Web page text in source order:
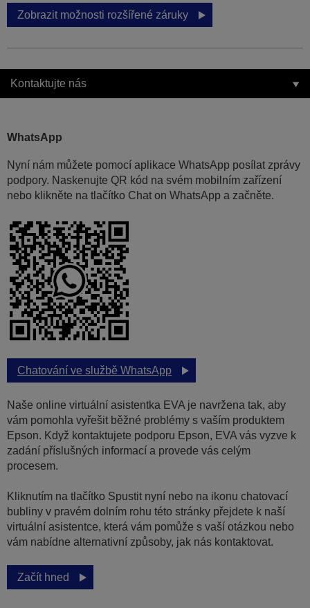
Zobrazit možnosti rozšířené záruky
Kontaktujte nás
WhatsApp
Nyní nám můžete pomocí aplikace WhatsApp posílat zprávy
podpory. Naskenujte QR kód na svém mobilním zařízení
nebo klikněte na tlačítko Chat on WhatsApp a začněte.
Chatování ve službě WhatsApp
Naše online virtuální asistentka EVA je navržena tak, aby
vám pomohla vyřešit běžné problémy s vaším produktem
Epson. Když kontaktujete podporu Epson, EVA vás vyzve k
zadání příslušných informací a provede vás celým
procesem.
Kliknutím na tlačítko Spustit nyní nebo na ikonu chatovací
bubliny v pravém dolním rohu této stránky přejdete k naší
virtuální asistentce, která vám pomůže s vaší otázkou nebo
vám nabídne alternativní způsoby, jak nás kontaktovat.
Začít hned